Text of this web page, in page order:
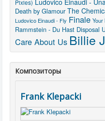
Pixies) Ludovico Einaudi -
Death by Glamour The
Ludovico Einaudi - Fly Finale Your
Rammstein - Du Hast Disposal
Care About Us Billie
Композиторы
Frank Klepacki